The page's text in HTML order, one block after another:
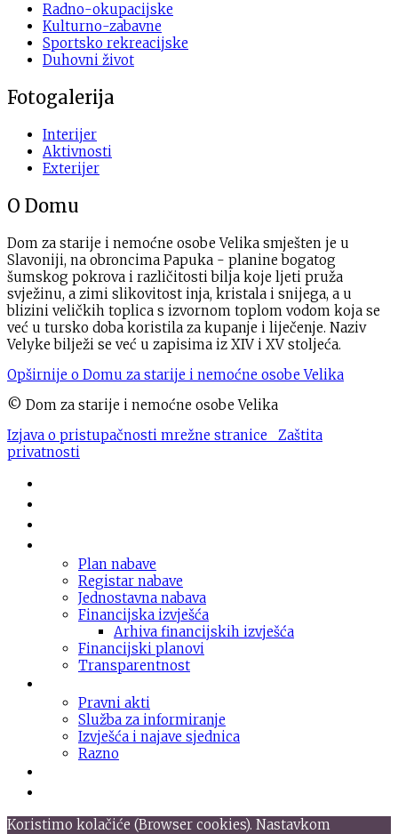
Radno-okupacijske
Kulturno-zabavne
Sportsko rekreacijske
Duhovni život
Fotogalerija
Interijer
Aktivnosti
Exterijer
O Domu
Dom za starije i nemoćne osobe Velika smješten je u
Slavoniji, na obroncima Papuka - planine bogatog
šumskog pokrova i različitosti bilja koje ljeti pruža
svježinu, a zimi slikovitost inja, kristala i snijega, a u
blizini veličkih toplica s izvornom toplom vodom koja se
već u tursko doba koristila za kupanje i liječenje. Naziv
Velyke bilježi se već u zapisima iz XIV i XV stoljeća.
Opširnije o Domu za starije i nemoćne osobe Velika
© Dom za starije i nemoćne osobe Velika
Izjava o pristupačnosti mrežne stranice Zaštita
privatnosti
Plan nabave
Registar nabave
Jednostavna nabava
Financijska izvješća
Arhiva financijskih izvješća
Financijski planovi
Transparentnost
Pravni akti
Služba za informiranje
Izvješća i najave sjednica
Razno
Koristimo kolačiće (Browser cookies). Nastavkom